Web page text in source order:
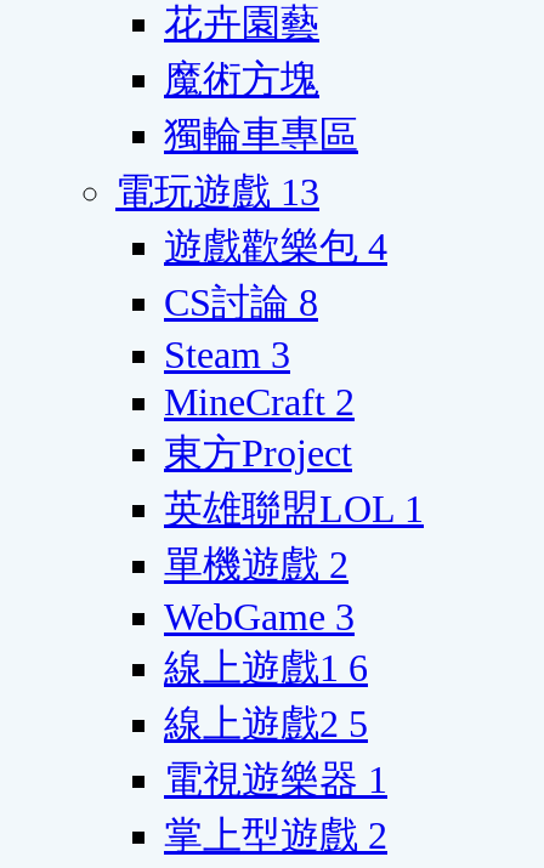
花卉園藝
魔術方塊
獨輪車專區
電玩遊戲 13
遊戲歡樂包 4
CS討論 8
Steam 3
MineCraft 2
東方Project
英雄聯盟LOL 1
單機遊戲 2
WebGame 3
線上遊戲1 6
線上遊戲2 5
電視遊樂器 1
掌上型遊戲 2